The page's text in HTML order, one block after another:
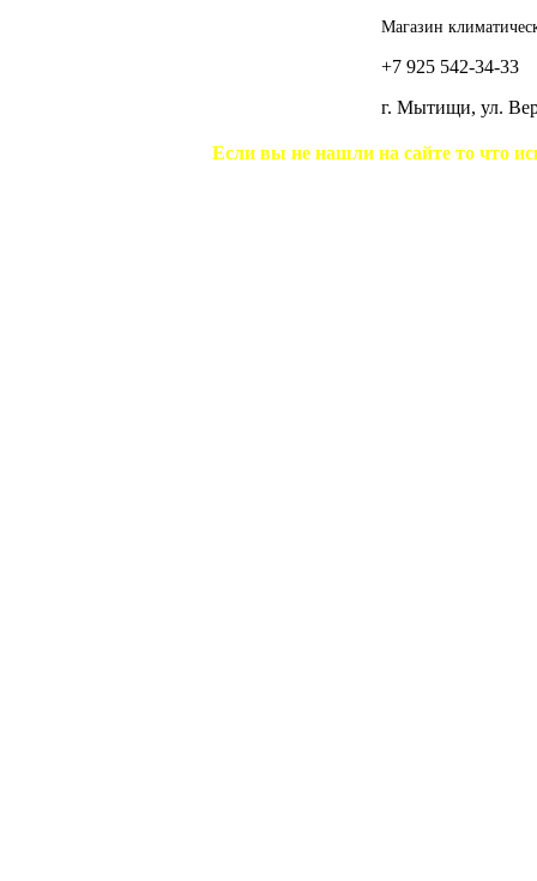
Магазин
+7 925 542-34-33
г. Мытищи, ул.
Если вы не нашли на сайте то что